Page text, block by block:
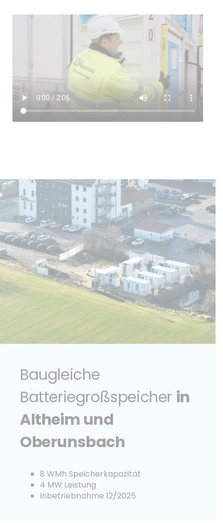
Baugleiche
Batteriegroßspeicher in
Altheim und
Oberunsbach
8 WMh Speicherkapazität
4 MW Leistung
Inbetriebnahme 12/2025